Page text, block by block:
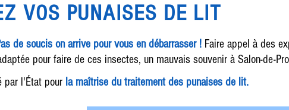
VOS PUNAISES DE LIT
de soucis on arrive pour vous en débarrasser ! Faire appel à des
pour faire de ces insectes, un mauvais souvenir à Salon-de-
par l'État pour la maîtrise du traitement des punaises de lit.